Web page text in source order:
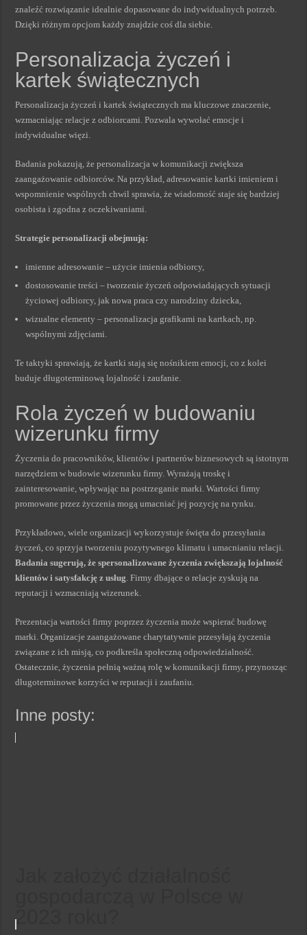
znaleźć rozwiązanie idealnie dopasowane do indywidualnych potrzeb.
Dzięki różnym opcjom każdy znajdzie coś dla siebie.
Personalizacja życzeń i
kartek świątecznych
Personalizacja życzeń i kartek świątecznych ma kluczowe znaczenie,
wzmacniając relacje z odbiorcami. Pozwala wywołać emocje i
indywidualne więzi.
Badania pokazują, że personalizacja w komunikacji zwiększa
zaangażowanie odbiorców. Na przykład, adresowanie kartki imieniem i
wspomnienie wspólnych chwil sprawia, że wiadomość staje się bardziej
osobista i zgodna z oczekiwaniami.
Strategie personalizacji obejmują:
imienne adresowanie – użycie imienia odbiorcy,
dostosowanie treści – tworzenie życzeń odpowiadających sytuacji
życiowej odbiorcy, jak nowa praca czy narodziny dziecka,
wizualne elementy – personalizacja grafikami na kartkach, np.
wspólnymi zdjęciami.
Te taktyki sprawiają, że kartki stają się nośnikiem emocji, co z kolei
buduje długoterminową lojalność i zaufanie.
Rola życzeń w budowaniu
wizerunku firmy
Życzenia do pracowników, klientów i partnerów biznesowych są istotnym
narzędziem w budowie wizerunku firmy. Wyrażają troskę i
zainteresowanie, wpływając na postrzeganie marki. Wartości firmy
promowane przez życzenia mogą umacniać jej pozycję na rynku.
Przykładowo, wiele organizacji wykorzystuje święta do przesyłania
życzeń, co sprzyja tworzeniu pozytywnego klimatu i umacnianiu relacji.
Badania sugerują, że spersonalizowane życzenia zwiększają lojalność
klientów i satysfakcję z usług. Firmy dbające o relacje zyskują na
reputacji i wzmacniają wizerunek.
Prezentacja wartości firmy poprzez życzenia może wspierać budowę
marki. Organizacje zaangażowane charytatywnie przesyłają życzenia
związane z ich misją, co podkreśla społeczną odpowiedzialność.
Ostatecznie, życzenia pełnią ważną rolę w komunikacji firmy, przynosząc
długoterminowe korzyści w reputacji i zaufaniu.
Inne posty:
2023 roku?